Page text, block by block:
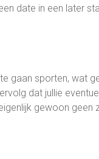
date in een later
gaan sporten, wat
dat jullie
gewoon geen